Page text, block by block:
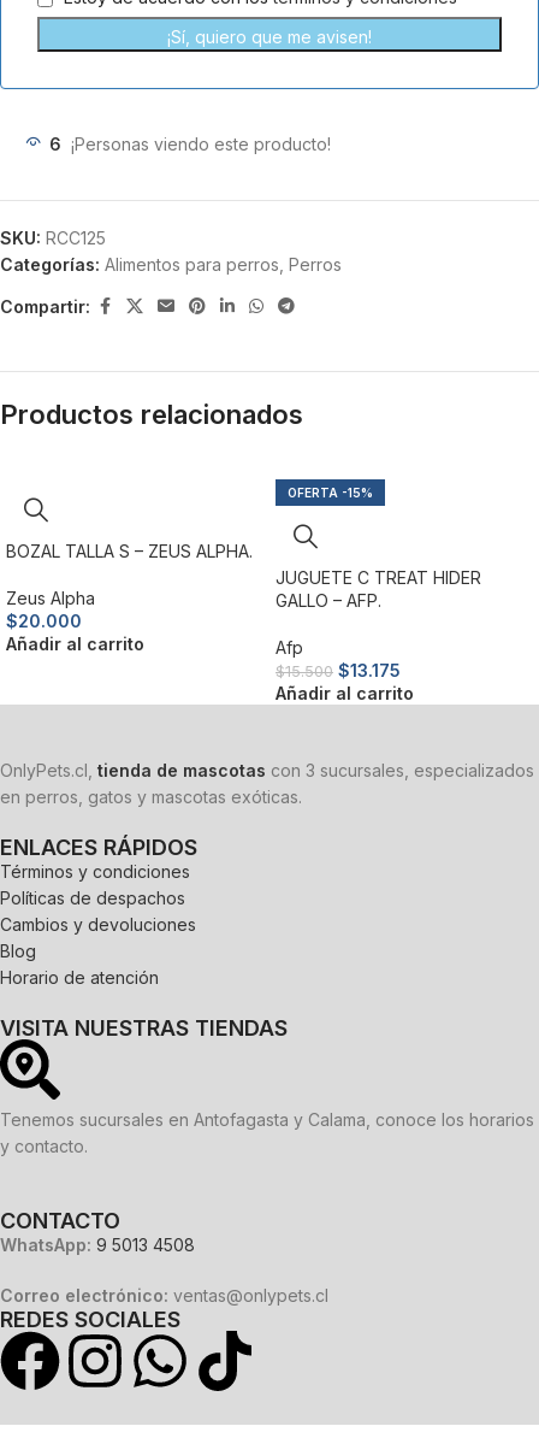
¡Sí, quiero que me avisen!
6 ¡Personas viendo este producto!
SKU: RCC125
Categorías: Alimentos para perros Perros
Compartir:
Productos relacionados
BOZAL TALLA S – ZEUS ALPHA.
Zeus Alpha
$20.000
Añadir al carrito
-15%
JUGUETE C TREAT HIDER
GALLO – AFP.
Afp
$15.500 $13.175
Añadir al carrito
OnlyPets.cl, tienda de mascotas con 3 sucursales, especializados
en perros, gatos y mascotas exóticas.
ENLACES RÁPIDOS
Términos y condiciones
Políticas de despachos
Cambios y devoluciones
Blog
Horario de atención
VISITA NUESTRAS TIENDAS
Tenemos sucursales en Antofagasta y Calama, conoce los horarios
y contacto.
CONTACTO
WhatsApp: 9 5013 4508
Correo electrónico: ventas@onlypets.cl
REDES SOCIALES